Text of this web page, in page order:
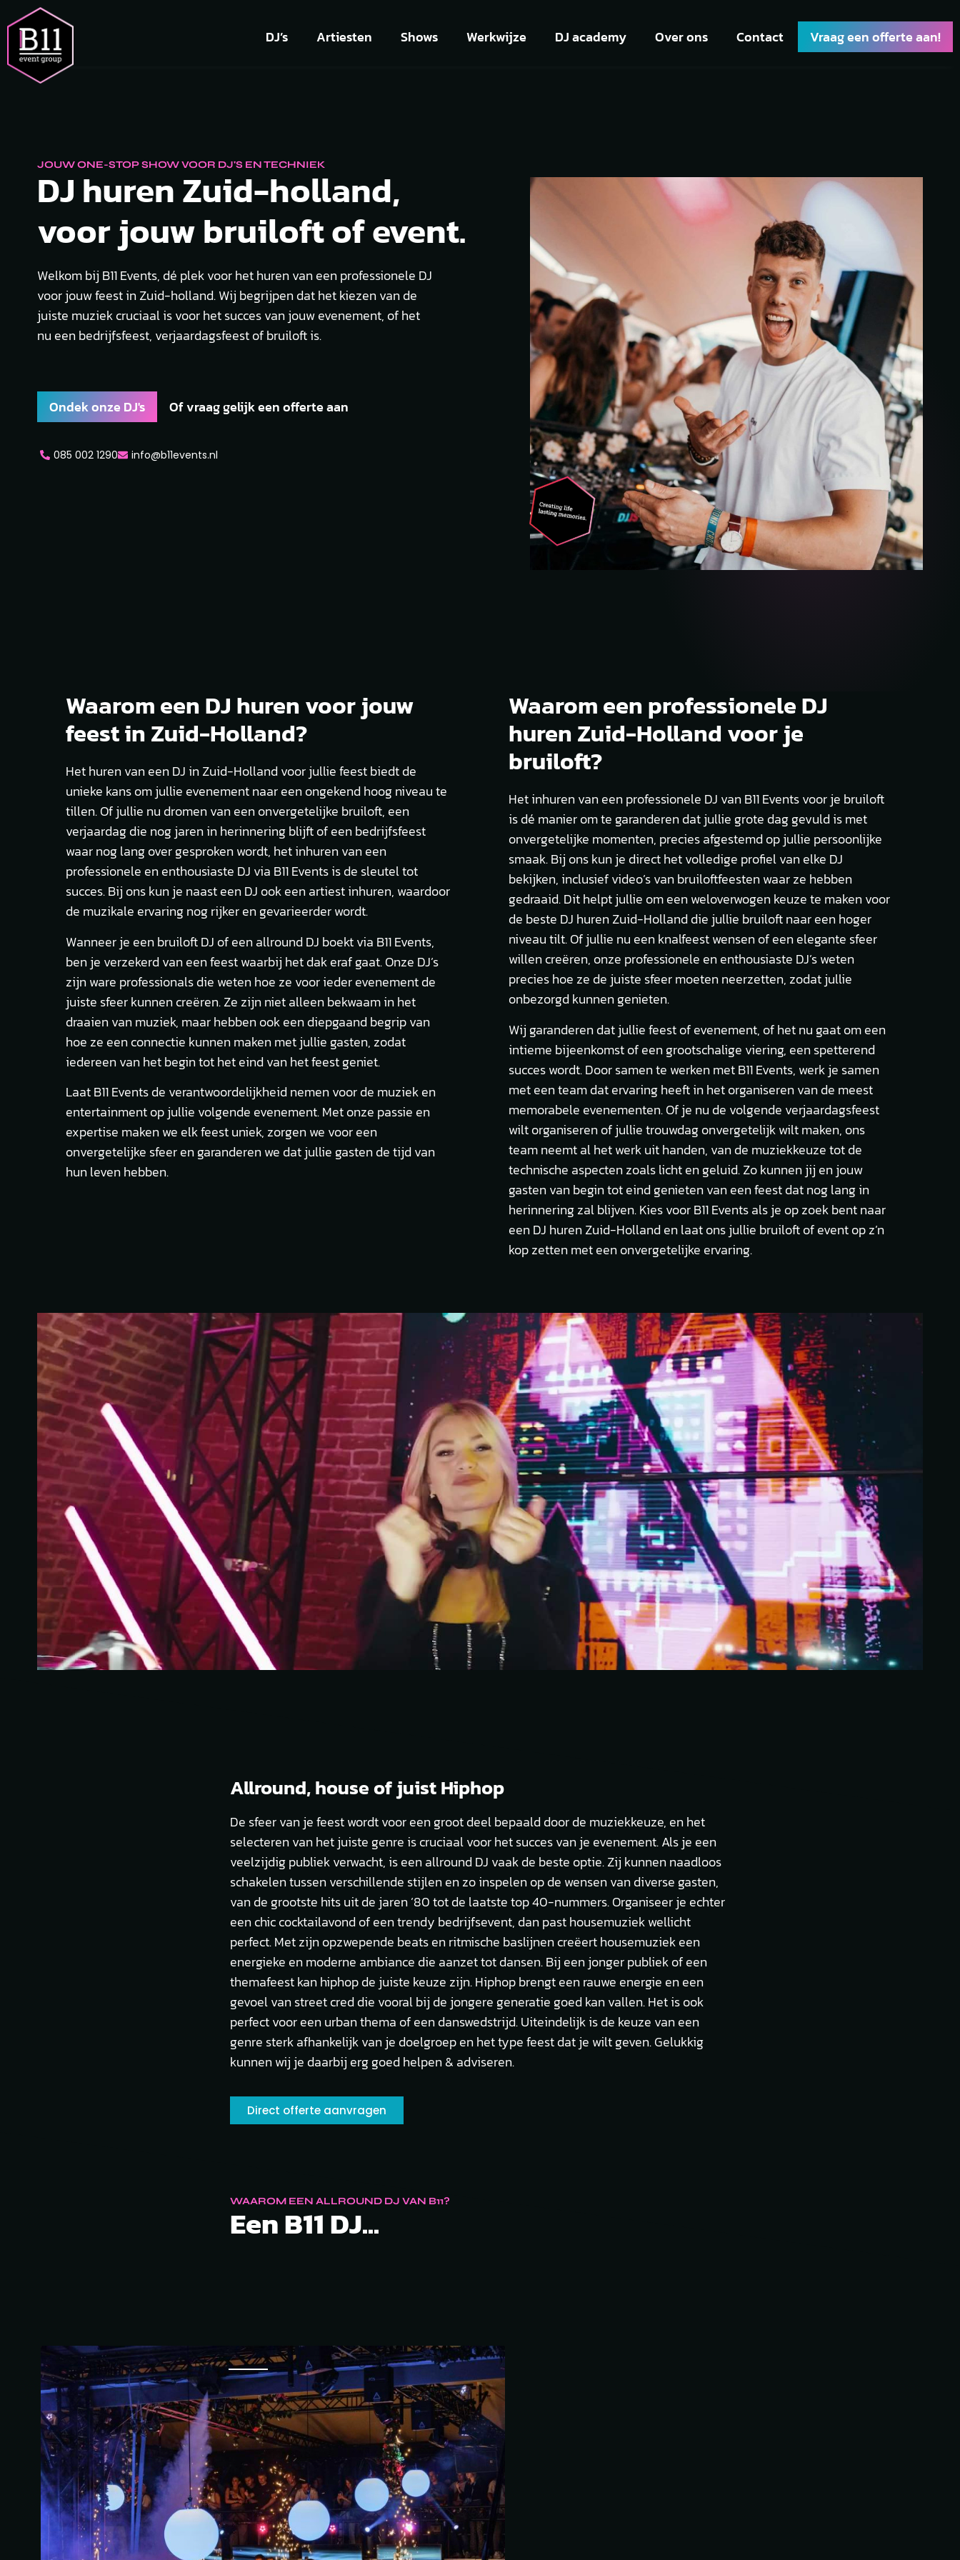
DJ’s Artiesten Shows Werkwijze DJ academy Over ons Contact Vraag een offerte aan!
JOUW ONE-STOP SHOW VOOR DJ'S EN TECHNIEK
DJ huren Zuid-holland,
voor jouw bruiloft of event.
Welkom bij B11 Events, dé plek voor het huren van een professionele DJ
voor jouw feest in Zuid-holland. Wij begrijpen dat het kiezen van de
juiste muziek cruciaal is voor het succes van jouw evenement, of het
nu een bedrijfsfeest, verjaardagsfeest of bruiloft is.
Ondek onze DJ's Of vraag gelijk een offerte aan
085 002 1290 info@b11events.nl
Waarom een DJ huren voor jouw
feest in Zuid-Holland?
Het huren van een DJ in Zuid-Holland voor jullie feest biedt de
unieke kans om jullie evenement naar een ongekend hoog niveau te
tillen. Of jullie nu dromen van een onvergetelijke bruiloft, een
verjaardag die nog jaren in herinnering blijft of een bedrijfsfeest
waar nog lang over gesproken wordt, het inhuren van een
professionele en enthousiaste DJ via B11 Events is de sleutel tot
succes. Bij ons kun je naast een DJ ook een artiest inhuren, waardoor
de muzikale ervaring nog rijker en gevarieerder wordt.
Wanneer je een bruiloft DJ of een allround DJ boekt via B11 Events,
ben je verzekerd van een feest waarbij het dak eraf gaat. Onze DJ’s
zijn ware professionals die weten hoe ze voor ieder evenement de
juiste sfeer kunnen creëren. Ze zijn niet alleen bekwaam in het
draaien van muziek, maar hebben ook een diepgaand begrip van
hoe ze een connectie kunnen maken met jullie gasten, zodat
iedereen van het begin tot het eind van het feest geniet.
Laat B11 Events de verantwoordelijkheid nemen voor de muziek en
entertainment op jullie volgende evenement. Met onze passie en
expertise maken we elk feest uniek, zorgen we voor een
onvergetelijke sfeer en garanderen we dat jullie gasten de tijd van
hun leven hebben.
Waarom een professionele DJ
huren Zuid-Holland voor je
bruiloft?
Het inhuren van een professionele DJ van B11 Events voor je bruiloft
is dé manier om te garanderen dat jullie grote dag gevuld is met
onvergetelijke momenten, precies afgestemd op jullie persoonlijke
smaak. Bij ons kun je direct het volledige profiel van elke DJ
bekijken, inclusief video’s van bruiloftfeesten waar ze hebben
gedraaid. Dit helpt jullie om een weloverwogen keuze te maken voor
de beste DJ huren Zuid-Holland die jullie bruiloft naar een hoger
niveau tilt. Of jullie nu een knalfeest wensen of een elegante sfeer
willen creëren, onze professionele en enthousiaste DJ’s weten
precies hoe ze de juiste sfeer moeten neerzetten, zodat jullie
onbezorgd kunnen genieten.
Wij garanderen dat jullie feest of evenement, of het nu gaat om een
intieme bijeenkomst of een grootschalige viering, een spetterend
succes wordt. Door samen te werken met B11 Events, werk je samen
met een team dat ervaring heeft in het organiseren van de meest
memorabele evenementen. Of je nu de volgende verjaardagsfeest
wilt organiseren of jullie trouwdag onvergetelijk wilt maken, ons
team neemt al het werk uit handen, van de muziekkeuze tot de
technische aspecten zoals licht en geluid. Zo kunnen jij en jouw
gasten van begin tot eind genieten van een feest dat nog lang in
herinnering zal blijven. Kies voor B11 Events als je op zoek bent naar
een DJ huren Zuid-Holland en laat ons jullie bruiloft of event op z’n
kop zetten met een onvergetelijke ervaring.
Allround, house of juist Hiphop
De sfeer van je feest wordt voor een groot deel bepaald door de muziekkeuze, en het
selecteren van het juiste genre is cruciaal voor het succes van je evenement. Als je een
veelzijdig publiek verwacht, is een allround DJ vaak de beste optie. Zij kunnen naadloos
schakelen tussen verschillende stijlen en zo inspelen op de wensen van diverse gasten,
van de grootste hits uit de jaren ’80 tot de laatste top 40-nummers. Organiseer je echter
een chic cocktailavond of een trendy bedrijfsevent, dan past housemuziek wellicht
perfect. Met zijn opzwepende beats en ritmische baslijnen creëert housemuziek een
energieke en moderne ambiance die aanzet tot dansen. Bij een jonger publiek of een
themafeest kan hiphop de juiste keuze zijn. Hiphop brengt een rauwe energie en een
gevoel van street cred die vooral bij de jongere generatie goed kan vallen. Het is ook
perfect voor een urban thema of een danswedstrijd. Uiteindelijk is de keuze van een
genre sterk afhankelijk van je doelgroep en het type feest dat je wilt geven. Gelukkig
kunnen wij je daarbij erg goed helpen & adviseren.
Direct offerte aanvragen
WAAROM EEN ALLROUND DJ VAN B11?
Een B11 DJ...